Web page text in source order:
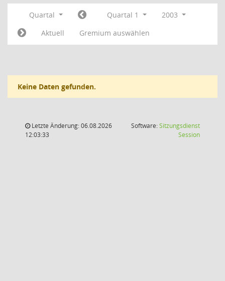
Quartal Quartal 1
2003
Aktuell
Gremium auswählen
Keine Daten gefunden.
Letzte Änderung: 06.08.2026
12:03:33
Software:Sitzungsdienst
Session(Wird in